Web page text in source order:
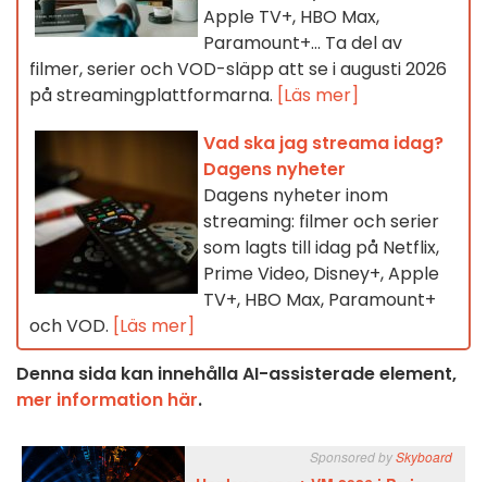
Apple TV+, HBO Max,
Paramount+… Ta del av
filmer, serier och VOD-släpp att se i augusti 2026
på streamingplattformarna. [Läs mer]
Vad ska jag streama idag?
Dagens nyheter
Dagens nyheter inom
streaming: filmer och serier
som lagts till idag på Netflix,
Prime Video, Disney+, Apple
TV+, HBO Max, Paramount+
och VOD. [Läs mer]
Denna sida kan innehålla AI-assisterade element,
mer information här.